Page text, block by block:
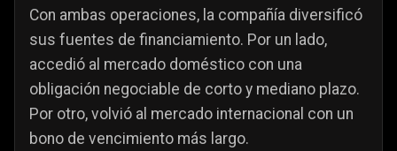
Con ambas operaciones, la compañía diversificó
sus fuentes de financiamiento. Por un lado,
accedió al mercado doméstico con una
obligación negociable de corto y mediano plazo.
Por otro, volvió al mercado internacional con un
bono de vencimiento más largo.